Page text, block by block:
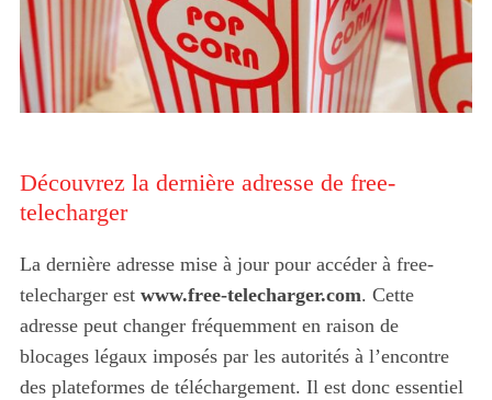
Découvrez la dernière adresse de free-
telecharger
La dernière adresse mise à jour pour accéder à free-
telecharger est www.free-telecharger.com. Cette
adresse peut changer fréquemment en raison de
blocages légaux imposés par les autorités à l’encontre
des plateformes de téléchargement. Il est donc essentiel